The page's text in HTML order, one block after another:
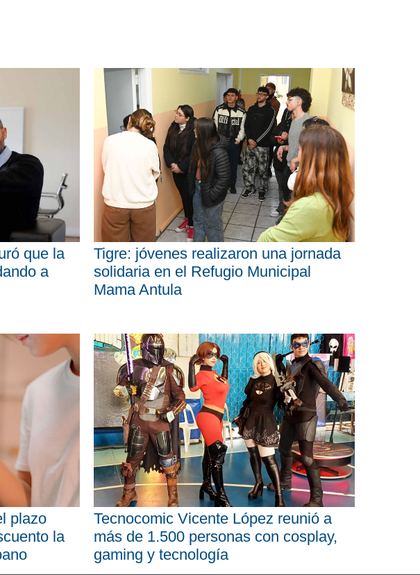
que la
a
Tigre: jóvenes realizaron una jornada
solidaria en el Refugio Municipal
Mama Antula
plazo
la
Tecnocomic Vicente López reunió a
más de 1.500 personas con cosplay,
gaming y tecnología